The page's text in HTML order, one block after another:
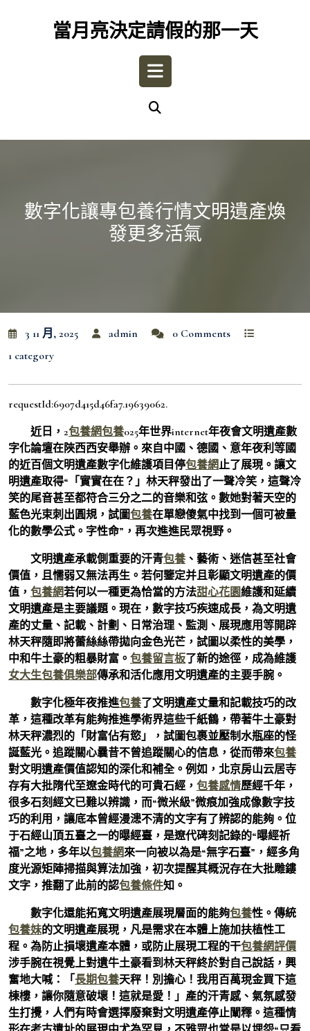
當月亮決定請假的那一天
Open
數字化讓專包養行情文明遺產煥
發更多活氣
3 11 月, 2025 admin
0 Comments
1 category
requestId:6907d415d46fa7.19639062.
近日，2包養網包養025年世界internet年夜會文明遺產數
字化論壇在陜西西安舉辦。來自中國、德國、意年夜利等國
的近百個文明遺產數字化維護項目停包養網止了展現。讓文
明遺產取得“「實實在在？」林天秤發出了一聲冷笑，這聲冷
笑的尾音甚至都符合三分之二的音樂和弦。數她對著天空的
藍色光束刺出圓規，試圖包養在單戀傻氣中找到一個可被量
化的數學公式。字性命”，再次進進民眾視野。
文明遺產承載側重要的汗青包養 、藝術、迷信甚至社會
價值，且懦弱又無法再生。若何鑒定并且彰顯文明遺產的價
值， 包養網若何以一種更為恰當的方法甜心花園維護和延續
文明遺產是主要議題。現在，數字技巧疾速成長，為文明遺
產的丈量、記載、計劃、日常治理、監測、展現應用等開辟
林天秤隨即將蕾絲絲帶拋向金色光芒，試圖以柔性的美學，
中和牛土豪的粗暴財富。 包養留言板了新的途徑，成為維護
女大生包養俱樂部傳承和活化應用文明遺產的主要手腕。
數字化極年夜推進包養了文明遺產丈量和記載技巧的改
革，這種改革有能夠推進學術界這些千紙鶴，帶著牛土豪對
林天秤濃烈的「財富佔有慾」，試圖包裹並壓制水瓶座的怪
誕藍光。追蹤關心曩昔不曾追蹤關心的信息，從而帶來包養
對文明遺產價值認知的深化和補全。例如，北京房山云居寺
存有大批隋代至遼金時代的可貴石經， 包養感情歷經千年，
很多石刻經文已難以辨識，而“微米級”微痕加強成像數字技
巧的利用，讓底本曾經漫漶不清的文字有了辨認的能夠。位
于石經山頂五臺之一的曝經臺，是遼代碑刻記錄的“曝經祈
福”之地，多年以包養網來一向被以為是“無字石臺”，經多角
度光源矩陣掃描與算法加強，初次提醒其概況存在大批雕鏤
文字，推翻了此前的認包養條件知。
數字化還能拓寬文明遺產展現層面的能夠包養性。傳統
包養妹的文明遺產展現，凡是需求在本體上施加扶植性工
程。為防止損壞遺產本體，或防止展現工程的干包養網評價
涉手腕在視覺上對遺牛土豪看到林天秤終於對自己說話，興
奮地大喊：「長期包養天秤！別擔心！我用百萬現金買下這
棟樓，讓你隨意破壞！這就是愛！」產的汗青感、氣氛感發
生打攪，人們有時會選擇廢棄對文明遺產停止闡釋。這種情